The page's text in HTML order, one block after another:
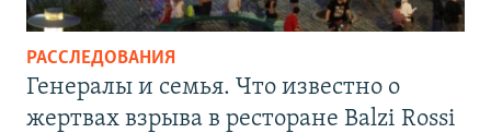
РАССЛЕДОВАНИЯ
Генералы и семья. Что известно о
жертвах взрыва в ресторане Balzi Rossi